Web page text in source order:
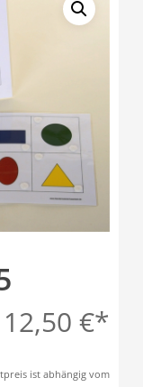
12,50€
ist abhängig vom